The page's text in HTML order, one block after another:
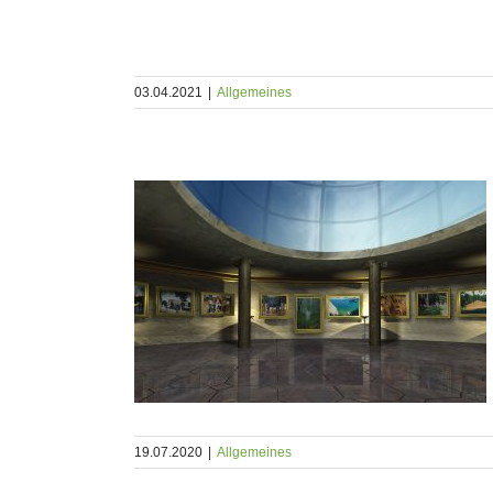
03.04.2021 Allgemeines
19.07.2020 Allgemeines